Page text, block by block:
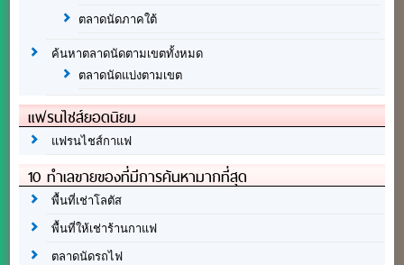
ตลาดนัดภาคใต้
ค้นหาตลาดนัดตามเขตทั้งหมด
ตลาดนัดแบ่งตามเขต
แฟรนไชส์ยอดนิยม
แฟรนไชส์กาแฟ
10 ทำเลขายของที่มีการค้นหามากที่สุด
พื้นที่เช่าโลตัส
พื้นที่ให้เช่าร้านกาแฟ
ตลาดนัดรถไฟ